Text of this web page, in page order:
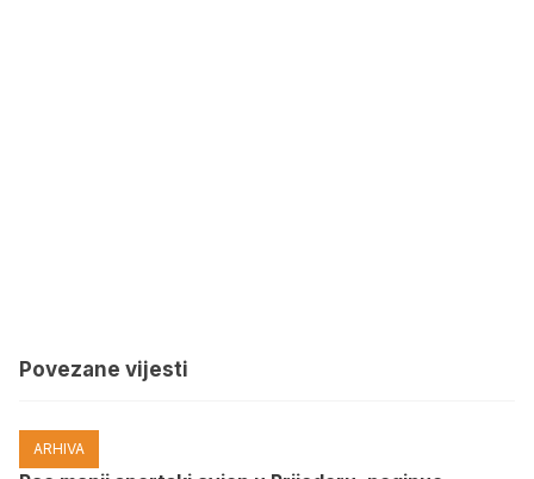
Povezane vijesti
ARHIVA